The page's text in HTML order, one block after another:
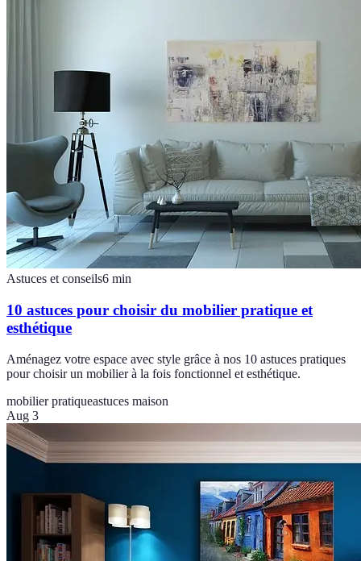
Astuces et conseils6 min
10 astuces pour choisir du mobilier pratique et
esthétique
Aménagez votre espace avec style grâce à nos 10 astuces pratiques
pour choisir un mobilier à la fois fonctionnel et esthétique.
mobilier pratiqueastuces maison
Aug 3